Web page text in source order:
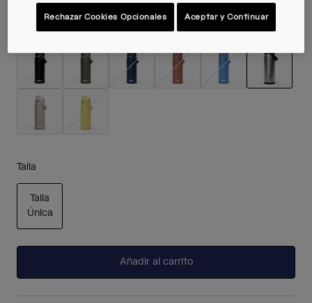
Talla
Talla
Única
Añadir al carrito
Rechazar Cookies Opcionales Aceptar y Continuar